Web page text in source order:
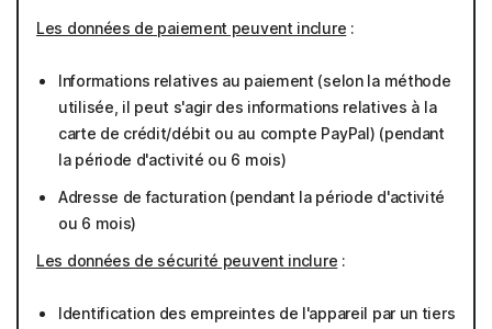
Les données de paiement peuvent inclure :
Informations relatives au paiement (selon la méthode
utilisée, il peut s'agir des informations relatives à la
carte de crédit/débit ou au compte PayPal) (pendant
la période d'activité ou 6 mois)
Adresse de facturation (pendant la période d'activité
ou 6 mois)
Les données de sécurité peuvent inclure :
Identification des empreintes de l'appareil par un tiers